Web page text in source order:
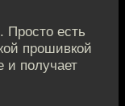
Просто есть
прошивкой
и получает